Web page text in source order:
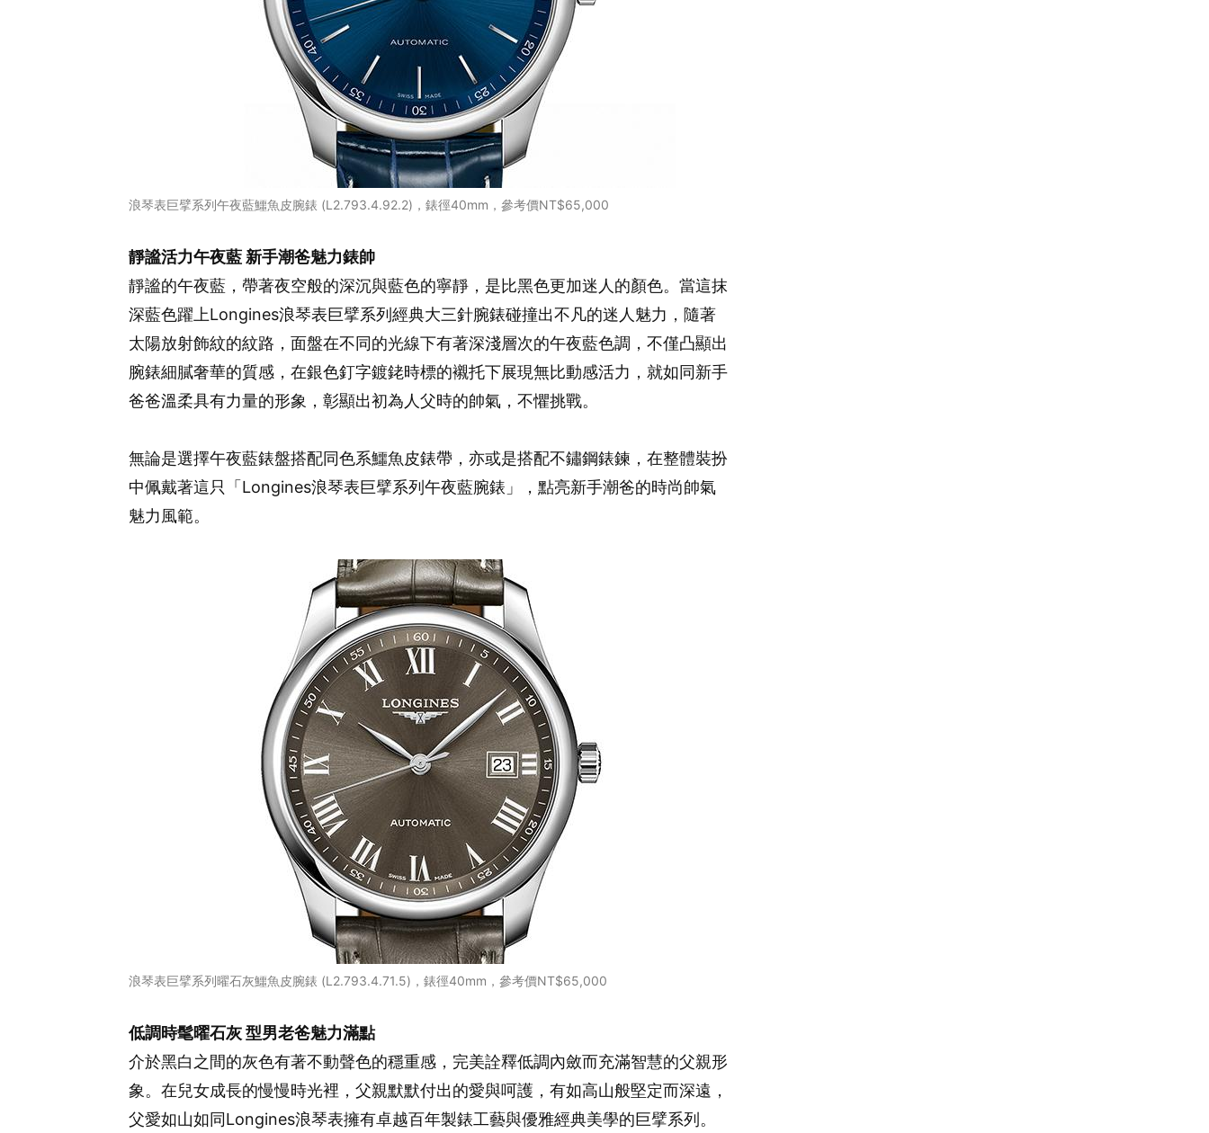
浪琴表巨擘系列午夜藍鱷魚皮腕錶 (L2.793.4.92.2)，錶徑40mm，參考價NT$65,000
靜謐活力午夜藍 新手潮爸魅力錶帥
靜謐的午夜藍，帶著夜空般的深沉與藍色的寧靜，是比黑色更加迷人的顏色。當這抹
深藍色躍上Longines浪琴表巨擘系列經典大三針腕錶碰撞出不凡的迷人魅力，隨著
太陽放射飾紋的紋路，面盤在不同的光線下有著深淺層次的午夜藍色調，不僅凸顯出
腕錶細膩奢華的質感，在銀色釘字鍍銠時標的襯托下展現無比動感活力，就如同新手
爸爸溫柔具有力量的形象，彰顯出初為人父時的帥氣，不懼挑戰。
無論是選擇午夜藍錶盤搭配同色系鱷魚皮錶帶，亦或是搭配不鏽鋼錶鍊，在整體裝扮
中佩戴著這只「Longines浪琴表巨擘系列午夜藍腕錶」，點亮新手潮爸的時尚帥氣
魅力風範。
浪琴表巨擘系列曜石灰鱷魚皮腕錶 (L2.793.4.71.5)，錶徑40mm，參考價NT$65,000
低調時髦曜石灰 型男老爸魅力滿點
介於黑白之間的灰色有著不動聲色的穩重感，完美詮釋低調內斂而充滿智慧的父親形
象。在兒女成長的慢慢時光裡，父親默默付出的愛與呵護，有如高山般堅定而深遠，
父愛如山如同Longines浪琴表擁有卓越百年製錶工藝與優雅經典美學的巨擘系列。